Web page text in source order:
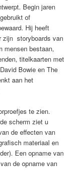
Begin jaren
of
Hij heeft
zijn storyboards van
mensen bestaan,
titelkaarten met
Bowie en The
aan het
te zien.
scherm ziet u
de effecten van
materiaal en
Een opname van
de opname van